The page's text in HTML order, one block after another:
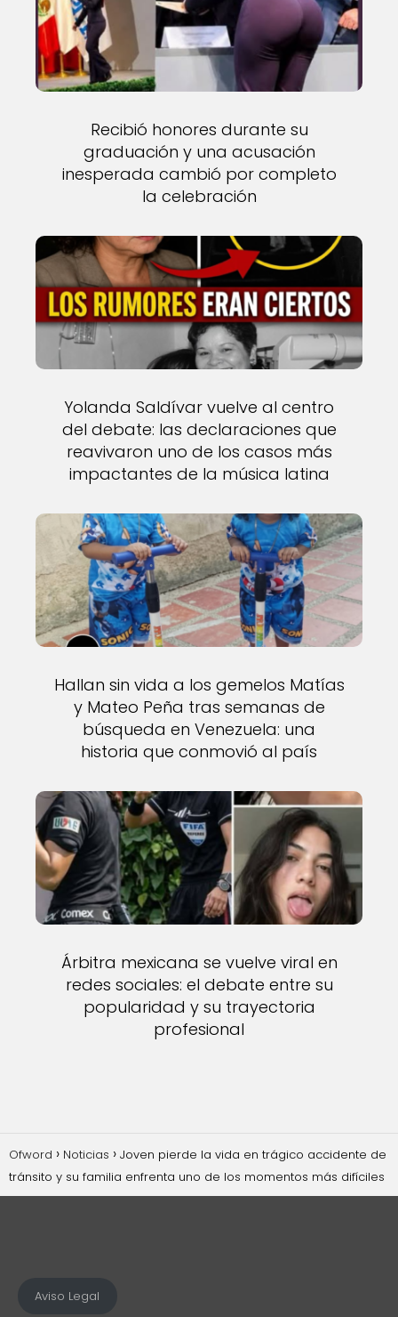
Recibió honores durante su
graduación y una acusación
inesperada cambió por completo
la celebración
Yolanda Saldívar vuelve al centro
del debate: las declaraciones que
reavivaron uno de los casos más
impactantes de la música latina
Hallan sin vida a los gemelos Matías
y Mateo Peña tras semanas de
búsqueda en Venezuela: una
historia que conmovió al país
Árbitra mexicana se vuelve viral en
redes sociales: el debate entre su
popularidad y su trayectoria
profesional
Ofword Noticias
Joven pierde la vida en trágico accidente de
tránsito y su familia enfrenta uno de los momentos más difíciles
Aviso Legal